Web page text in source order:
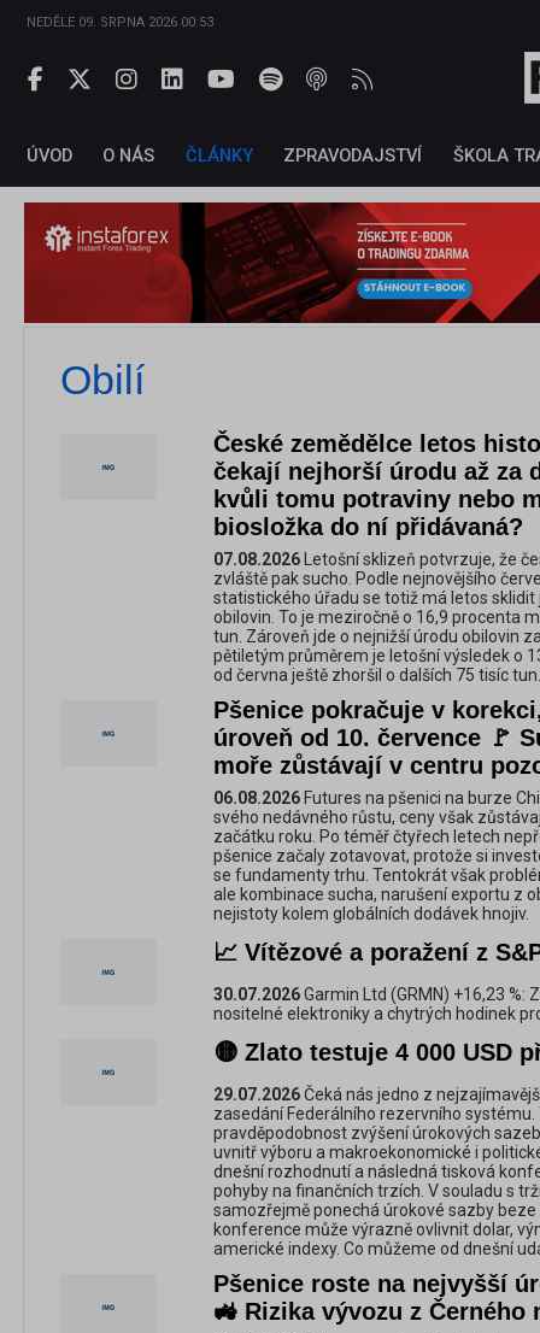
NEDĚLE 09. SRPNA 2026 00:53
ÚVOD O NÁS ČLÁNKY ZPRAVODAJSTVÍ ŠKOLA
Obilí
České zemědělce letos
čekají nejhorší úrodu až za
kvůli tomu potraviny nebo
biosložka do ní přidávaná?
07.08.2026 Letošní sklizeň potvrzuje, že
zvláště pak sucho. Podle nejnovějšího
statistického úřadu se totiž má letos
obilovin. To je meziročně o 16,9 procenta
tun. Zároveň jde o nejnižší úrodu obilovin
pětiletým průměrem je letošní výsledek o
od června ještě zhoršil o dalších 75 tisíc tun.
Pšenice pokračuje v
úroveň od 10. července 🚩
moře zůstávají v centru
06.08.2026 Futures na pšenici na burze
svého nedávného růstu, ceny však
začátku roku. Po téměř čtyřech letech
pšenice začaly zotavovat, protože si
se fundamenty trhu. Tentokrát však
ale kombinace sucha, narušení exportu z
nejistoty kolem globálních dodávek hnojiv.
📈 Vítězové a poražení z
30.07.2026Garmin Ltd (GRMN) +16,23 %:
nositelné elektroniky a chytrých hodinek
🟡 Zlato testuje 4 000 USD
29.07.2026Čeká nás jedno z
zasedání Federálního rezervního systému.
pravděpodobnost zvýšení úrokových
uvnitř výboru a makroekonomické i
dnešní rozhodnutí a následná tisková
pohyby na finančních trzích. V souladu s
samozřejmě ponechá úrokové sazby
konference může výrazně ovlivnit dolar,
americké indexy. Co můžeme od dnešní
Pšenice roste na nejvyšší
🚜 Rizika vývozu z